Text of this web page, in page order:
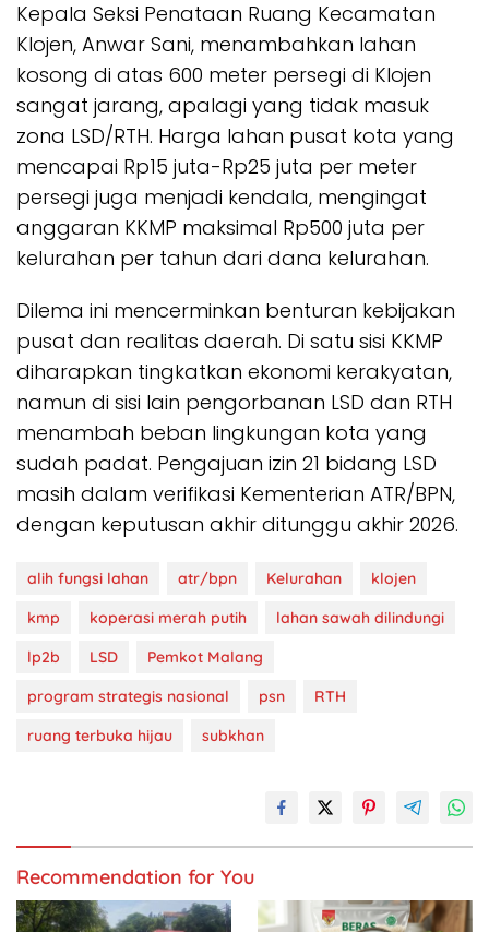
Kepala Seksi Penataan Ruang Kecamatan
Klojen, Anwar Sani, menambahkan lahan
kosong di atas 600 meter persegi di Klojen
sangat jarang, apalagi yang tidak masuk
zona LSD/RTH. Harga lahan pusat kota yang
mencapai Rp15 juta-Rp25 juta per meter
persegi juga menjadi kendala, mengingat
anggaran KKMP maksimal Rp500 juta per
kelurahan per tahun dari dana kelurahan.
Dilema ini mencerminkan benturan kebijakan
pusat dan realitas daerah. Di satu sisi KKMP
diharapkan tingkatkan ekonomi kerakyatan,
namun di sisi lain pengorbanan LSD dan RTH
menambah beban lingkungan kota yang
sudah padat. Pengajuan izin 21 bidang LSD
masih dalam verifikasi Kementerian ATR/BPN,
dengan keputusan akhir ditunggu akhir 2026.
alih fungsi lahan atr/bpn Kelurahan
klojen
kmp
koperasi merah putih
lahan sawah dilindungi
lp2b
LSD
Pemkot Malang
program strategis nasional
psn
RTH
ruang terbuka hijau
subkhan
Recommendation for You